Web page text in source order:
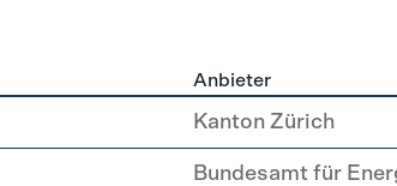
Anbieter
Kanton Zürich
Bundesamt für